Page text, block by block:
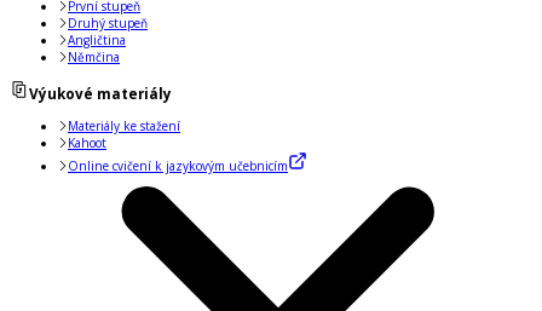
První stupeň
Druhý stupeň
Angličtina
Němčina
Výukové materiály
Materiály ke stažení
Kahoot
Online cvičení k jazykovým učebnicím